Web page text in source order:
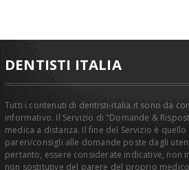
DENTISTI ITALIA
Tutti i contenuti di dentisti-italia.it sono da
informativo. Il Servizio di "Domande &
medica a distanza. Il fine del Servizio è
pareri/consigli alle domande poste dagli
pertanto, essere considerate indicative, non
non sostitutive del parere del proprio